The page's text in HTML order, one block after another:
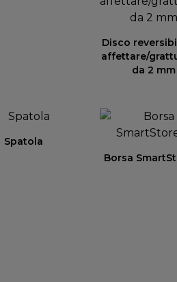
Disco
affettare/
da 2 mm
Spatola
Borsa